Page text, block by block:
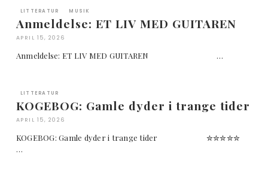
LITTERATUR MUSIK
Anmeldelse: ET LIV MED GUITAREN
APRIL 15, 2026
Anmeldelse: ET LIV MED GUITAREN …
LITTERATUR
KOGEBOG: Gamle dyder i trange tider
APRIL 15, 2026
KOGEBOG: Gamle dyder i trange tider ✮✮✮✮✮
…